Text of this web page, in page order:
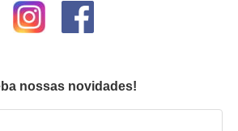
nossas novidades!